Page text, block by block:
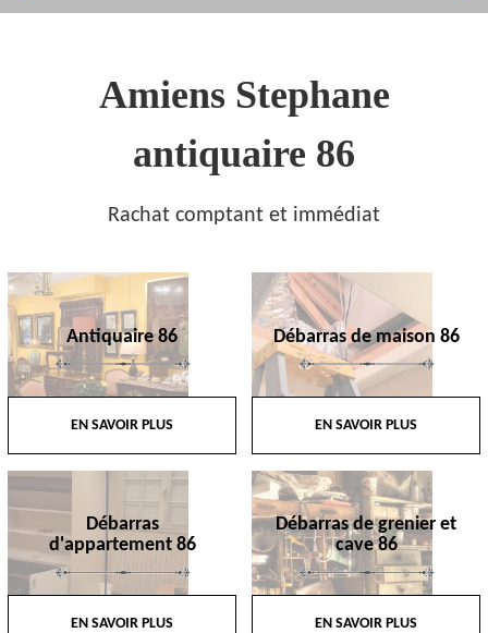
Amiens Stephane
antiquaire 86
Rachat comptant et immédiat
Antiquaire 86
EN SAVOIR PLUS
Débarras de maison 86
EN SAVOIR PLUS
Débarras
d'appartement 86
EN SAVOIR PLUS
Débarras de grenier et
cave 86
EN SAVOIR PLUS